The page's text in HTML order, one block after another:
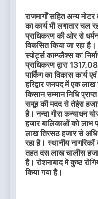
राजमार्गों सहित अन्य
का कार्य भी लगातार चल
प्राधिकरण की ओर से
विकसित किया जा रहा
स्पोर्ट्स काम्प्लैक्स का
प्राधिकरण द्वारा
पार्किंग का विकास कार्य
हरिद्वार जनपद में एक
किसान सम्मान निधि
समूह की मदद से तेईस
है। नन्दा गौरा कन्याधन
हजार बालिकाओं को लाभ
लाख तिरसठ हजार से
रहा है। स्थानीय
तहत दस लाख चालीस
है। रोशनाबाद में कुष्ठ
किया गया है।